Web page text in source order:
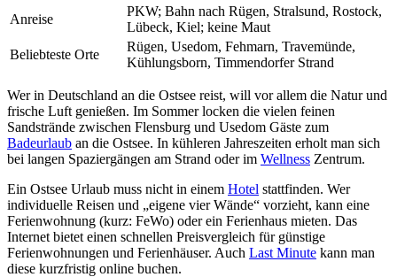
Anreise
PKW; Bahn nach Rügen, Stralsund, Rostock,
Lübeck, Kiel; keine Maut
Beliebteste Orte
Rügen, Usedom, Fehmarn, Travemünde,
Kühlungsborn, Timmendorfer Strand
Wer in Deutschland an die Ostsee reist, will vor allem die Natur und
frische Luft genießen. Im Sommer locken die vielen feinen
Sandstrände zwischen Flensburg und Usedom Gäste zum
Badeurlaub an die Ostsee. In kühleren Jahreszeiten erholt man sich
bei langen Spaziergängen am Strand oder im Wellness Zentrum.
Ein Ostsee Urlaub muss nicht in einem Hotel stattfinden. Wer
individuelle Reisen und „eigene vier Wände“ vorzieht, kann eine
Ferienwohnung (kurz: FeWo) oder ein Ferienhaus mieten. Das
Internet bietet einen schnellen Preisvergleich für günstige
Ferienwohnungen und Ferienhäuser. Auch Last Minute kann man
diese kurzfristig online buchen.